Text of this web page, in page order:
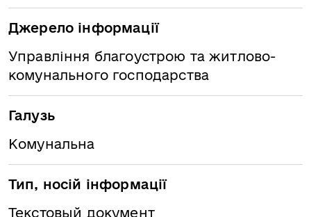
Джерело інформації
Управління благоустрою та житлово-
комунального господарства
Галузь
Комунальна
Тип, носій інформації
Текстовый документ